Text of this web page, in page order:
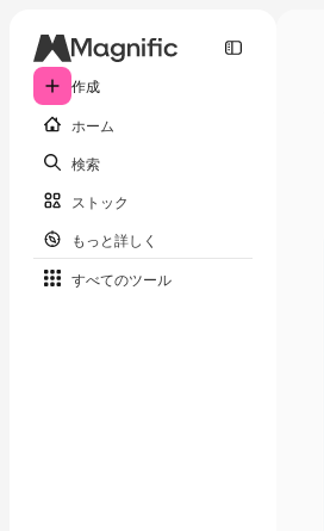
作成
ホーム
検索
ストック
もっと詳しく
すべてのツール